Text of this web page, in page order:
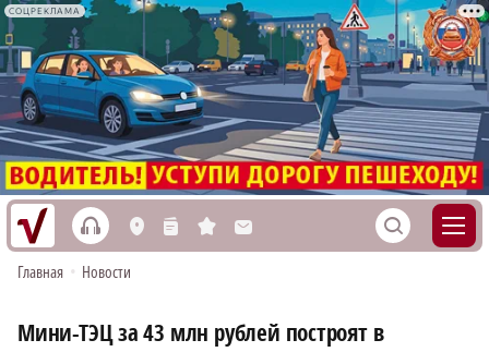
СОЦРЕКЛАМА
h L n s M S
Главная • Новости
Мини-ТЭЦ за 43 млн рублей построят в